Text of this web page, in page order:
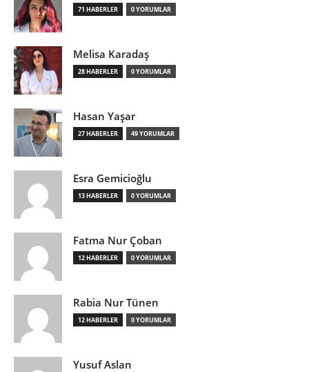
71 HABERLER 0 YORUMLAR
Melisa Karadaş
28 HABERLER 0 YORUMLAR
Hasan Yaşar
27 HABERLER 49 YORUMLAR
Esra Gemicioğlu
13 HABERLER 0 YORUMLAR
Fatma Nur Çoban
12 HABERLER 0 YORUMLAR
Rabia Nur Tünen
12 HABERLER 0 YORUMLAR
Yusuf Aslan